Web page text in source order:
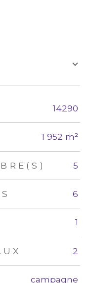
TRAD_ZEPHYR_Valeurs
14290
1 952 m²
5
6
1
2
campagne